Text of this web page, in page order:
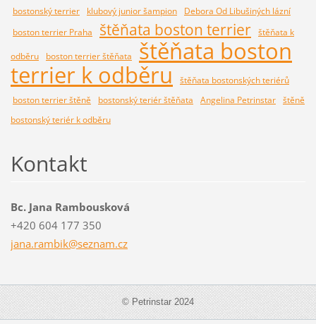
bostonský terrier klubový junior šampion
Debora Od Libušiných lázní
boston terrier Praha
štěňata boston terrier štěňata k
odběru
boston terrier štěňata štěňata boston
terrier k odběru
štěňata bostonských teriérů
boston terrier štěně
bostonský teriér štěňata Angelina Petrinstar štěně
bostonský teriér k odběru
Kontakt
Bc. Jana Rambousková
+420 604 177 350
jana.rambik@seznam.cz
© Petrinstar 2024